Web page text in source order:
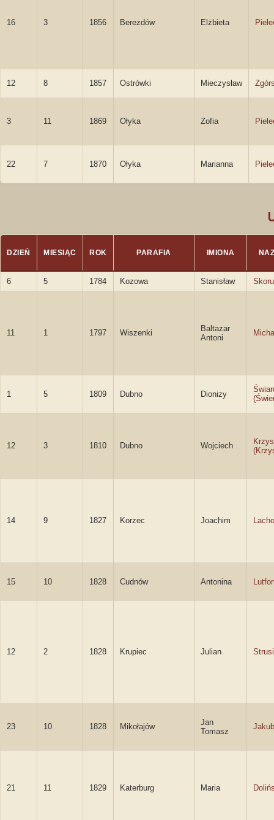
16 3 1856 Berezdów Elżbieta
12 8 1857 Ostrówki Mieczysław
3 11 1869 Ołyka Zofia
22 7 1870 Ołyka Marianna
DZIEŃ MIESIĄC ROK PARAFIA IMIONA
6 5 1784 Kozowa Stanisław
11 1 1797 Wiszenki
Baltazar
Antoni
1 5 1809 Dubno Dionizy
12 3 1810 Dubno Wojciech
14 9 1827 Korzec Joachim
15 10 1828 Cudnów Antonina
12 2 1828 Krupiec Julian
23 10 1828 Mikołajów
Jan
Tomasz
21 11 1829 Katerburg Maria